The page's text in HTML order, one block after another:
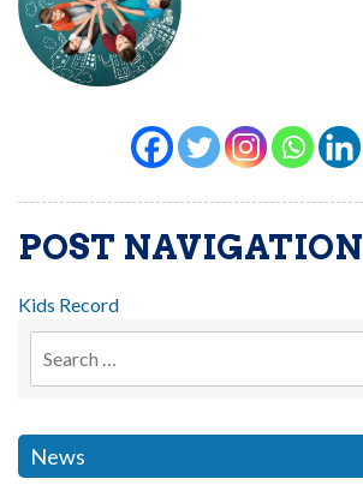
POST NAVIGATION
Kids Record
News